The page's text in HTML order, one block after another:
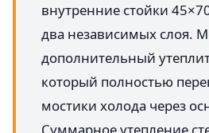
внутренние стойки
два независимых слоя.
дополнительный
который полностью
мостики холода через